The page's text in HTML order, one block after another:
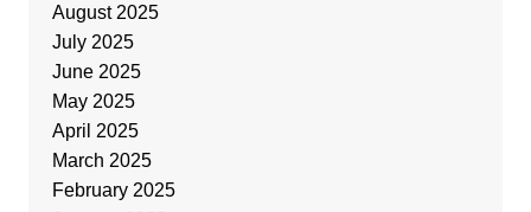
August 2025
July 2025
June 2025
May 2025
April 2025
March 2025
February 2025